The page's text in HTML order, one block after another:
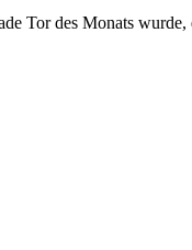
Tor des Monats